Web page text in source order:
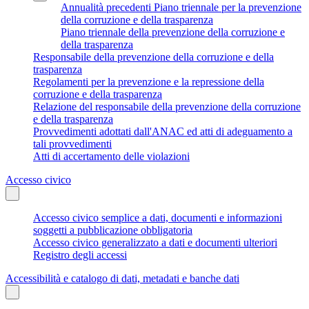
Annualità precedenti Piano triennale per la prevenzione
della corruzione e della trasparenza
Piano triennale della prevenzione della corruzione e
della trasparenza
Responsabile della prevenzione della corruzione e della
trasparenza
Regolamenti per la prevenzione e la repressione della
corruzione e della trasparenza
Relazione del responsabile della prevenzione della corruzione
e della trasparenza
Provvedimenti adottati dall'ANAC ed atti di adeguamento a
tali provvedimenti
Atti di accertamento delle violazioni
Accesso civico
Accesso civico semplice a dati, documenti e informazioni
soggetti a pubblicazione obbligatoria
Accesso civico generalizzato a dati e documenti ulteriori
Registro degli accessi
Accessibilità e catalogo di dati, metadati e banche dati